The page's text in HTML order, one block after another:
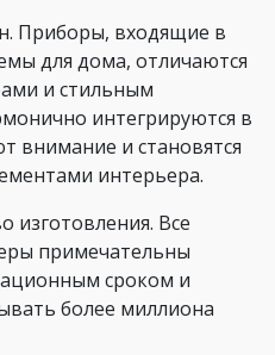
Приборы, входящие в
для дома, отличаются
и стильным
интегрируются в
внимание и становятся
интерьера.
изготовления. Все
примечательны
сроком и
более миллиона